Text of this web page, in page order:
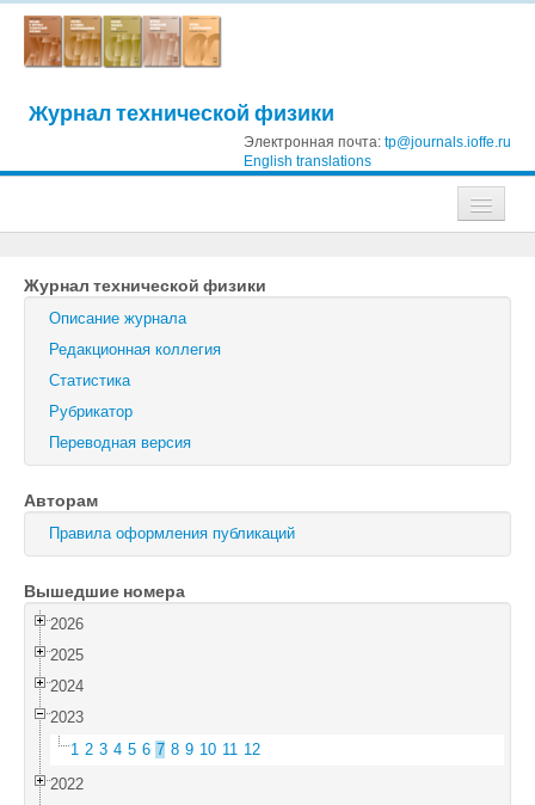
Журнал технической физики
Электронная почта: tp@journals.ioffe.ru
English translations
Журнал технической физики
Письма в Журнал технической физики
Физика твердого тела
Поиск
Журнал технической физики
Описание журнала
Редакционная коллегия
Статистика
Рубрикатор
Переводная версия
Авторам
Правила оформления публикаций
Вышедшие номера
2026
2025
2024
2023
1 2 3 4 5 6 7 8 9 10 11 12
2022